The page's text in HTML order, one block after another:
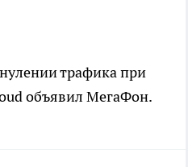
трафика при
объявил МегаФон.